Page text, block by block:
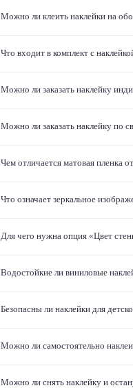
Можно ли клеить наклейки на
Что входит в комплект с
Можно ли заказать наклейку
Можно ли заказать наклейку по
Чем отличается матовая пленка
Что означает зеркальное
Для чего нужна опция «Цвет
Водостойкие ли виниловые
Безопасны ли наклейки для
Можно ли самостоятельно
Можно ли снять наклейку и